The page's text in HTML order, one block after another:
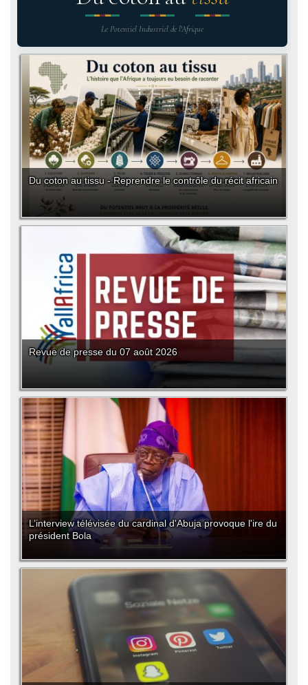
Le Potentiel Industriel de l'Afrique
Du coton au tissu - Reprendre le contrôle du récit africain
Revue de presse du 07 août 2026
L’interview télévisée du cardinal d'Abuja provoque l'ire du
président Bola